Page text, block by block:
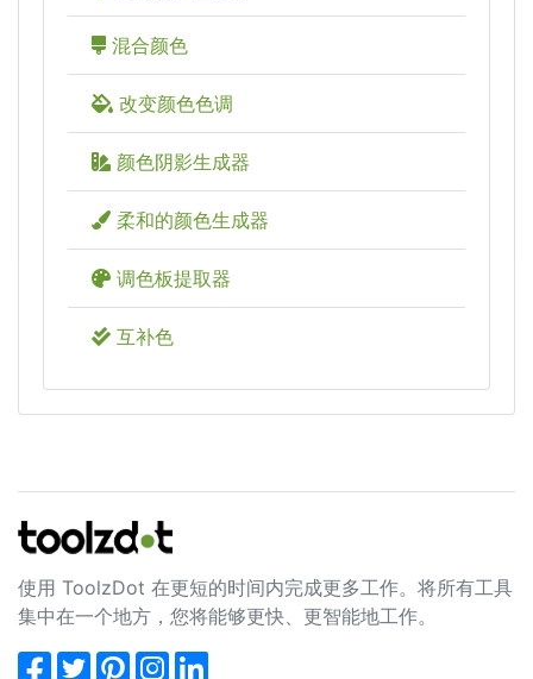
混合颜色
改变颜色色调
颜色阴影生成器
柔和的颜色生成器
调色板提取器
互补色
使用 ToolzDot 在更短的时间内完成更多工作。将所有工具
集中在一个地方，您将能够更快、更智能地工作。